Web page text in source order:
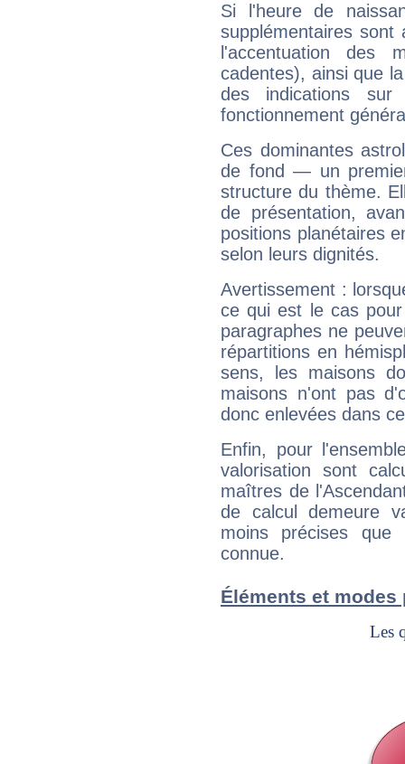
Si l'heure de
supplémentaires sont
l'accentuation des
cadentes), ainsi que
des indications sur
fonctionnement
Ces dominantes
de fond — un
structure du thème.
de présentation,
positions planétaires
selon leurs dignités.
Avertissement :
ce qui est le cas
paragraphes ne
répartitions en
sens, les maisons
maisons n'ont pas
donc enlevées dans
Enfin, pour
valorisation sont
maîtres de
de calcul demeure
moins précises que
connue.
Éléments et modes